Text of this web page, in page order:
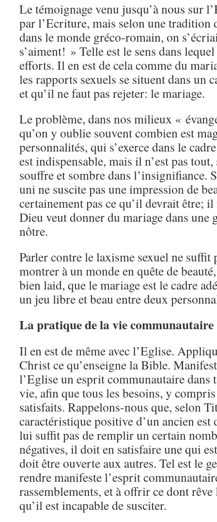
Le témoignage venu jusqu’à nous sur
par l’Ecriture, mais selon une tradition
dans le monde gréco-romain, on
s’aiment! » Telle est le sens dans
efforts. Il en est de cela comme du
les rapports sexuels se situent dans un
et qu’il ne faut pas rejeter: le mariage.
Le problème, dans nos milieux «
qu’on y oublie souvent combien est
personnalités, qui s’exerce dans le
est indispensable, mais il n’est pas
souffre et sombre dans l’insignifiance.
uni ne suscite pas une impression de
certainement pas ce qu’il devrait être; il
Dieu veut donner du mariage dans une
nôtre.
Parler contre le laxisme sexuel ne suffit
montrer à un monde en quête de
bien laid, que le mariage est le cadre
un jeu libre et beau entre deux
La pratique de la vie communautaire
Il en est de même avec l’Eglise.
Christ ce qu’enseigne la Bible.
l’Eglise un esprit communautaire dans
vie, afin que tous les besoins, y
satisfaits. Rappelons-nous que, selon
caractéristique positive d’un ancien
lui suffit pas de remplir un certain
négatives, il doit en satisfaire une qui
doit être ouverte aux autres. Tel est le
rendre manifeste l’esprit
rassemblements, et à offrir ce dont
qu’il est incapable de susciter.